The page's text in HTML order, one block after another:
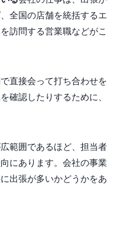
全国の店舗を統括するエ
訪問する営業職などがこ
直接会って打ち合わせを
確認したりするために、
範囲であるほど、担当者
にあります。会社の事業
出張が多いかどうかをあ